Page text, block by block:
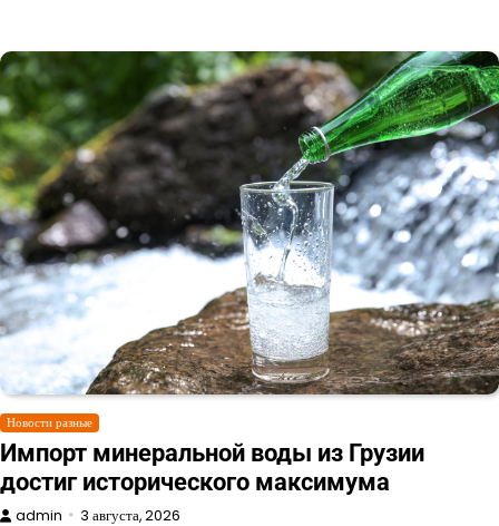
Новости разные
Импорт минеральной воды из Грузии
достиг исторического максимума
admin 3 августа, 2026